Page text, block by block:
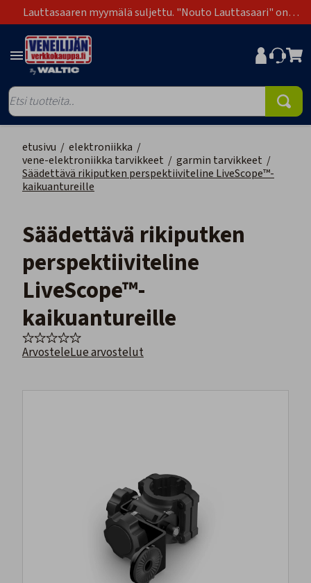
Lauttasaaren myymälä suljettu. "Nouto Lauttasaari" on
poistunut toimitustapavaihtoehdoista.
etusivu / elektroniikka /
vene-elektroniikka tarvikkeet / garmin tarvikkeet /
Säädettävä rikiputken perspektiiviteline LiveScope™-
kaikuantureille
Säädettävä rikiputken
perspektiiviteline
LiveScope™-
kaikuantureille
ArvosteleLue arvostelut